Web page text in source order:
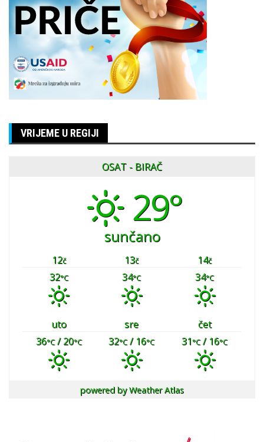
VRIJEME U REGIJI
OSAT - BIRAČ
29°
sunčano
12č 13č 14č
32°C 34°C 34°C
uto sre
čet
36°C/ 20°C 32°C/ 16°C 31°C/ 16°C
powered byWeather Atlas